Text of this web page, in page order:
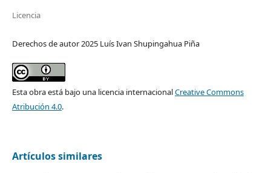
Licencia
Derechos de autor 2025 Luís Ivan Shupingahua Piña
Esta obra está bajo una licencia internacionalCreative Commons
Atribución 4.0.
Artículos similares